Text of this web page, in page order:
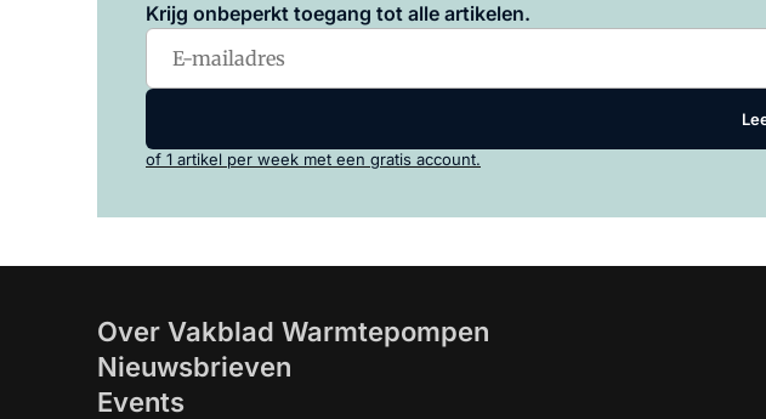
Krijg onbeperkt toegang tot alle artikelen.
of 1 artikel per week met een gratis account.
Over Vakblad Warmtepompen
Nieuwsbrieven
Events